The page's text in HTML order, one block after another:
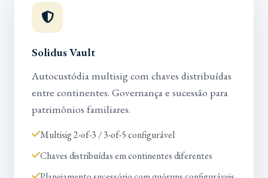
Solidus Vault
Autocustódia multisig com chaves distribuídas
entre continentes. Governança e sucessão para
patrimônios familiares.
Multisig 2-of-3 / 3-of-5 configurável
Chaves distribuídas em continentes diferentes